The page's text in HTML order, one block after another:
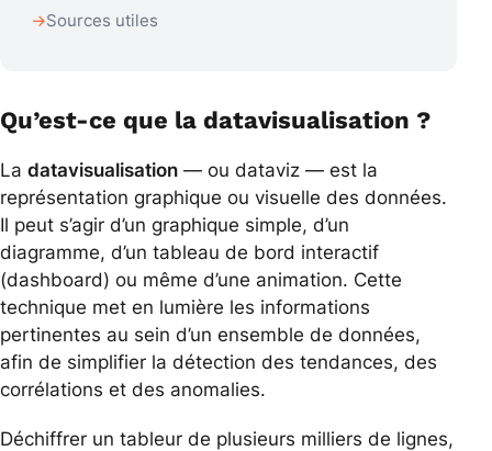
Sources utiles
Qu’est-ce que la datavisualisation ?
La datavisualisation — ou dataviz — est la
représentation graphique ou visuelle des données.
Il peut s’agir d’un graphique simple, d’un
diagramme, d’un tableau de bord interactif
(dashboard) ou même d’une animation. Cette
technique met en lumière les informations
pertinentes au sein d’un ensemble de données,
afin de simplifier la détection des tendances, des
corrélations et des anomalies.
Déchiffrer un tableur de plusieurs milliers de lignes,